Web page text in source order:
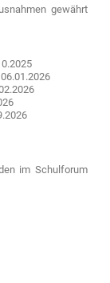
gewährt
im Schulforum